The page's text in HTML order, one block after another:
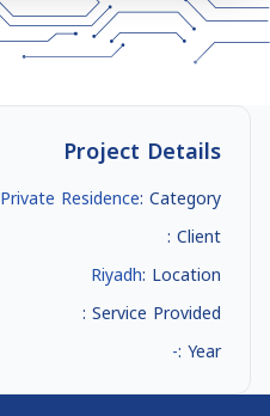
Project Details
Category :
Private Residence
Client :
Location :
Riyadh
Service Provided :
Year :
-